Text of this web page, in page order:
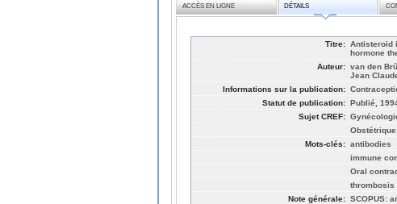
ACCÈS EN LIGNE DÉTAILS
Titre: Antisteroid
hormone
Auteur: van den
Jean
Informations sur la publication:
Statut de publication: Publié,
Sujet CREF:
Obstétrique
Mots-clés: antibodies
immune
Oral
thrombosis
Note générale: SCOPUS: